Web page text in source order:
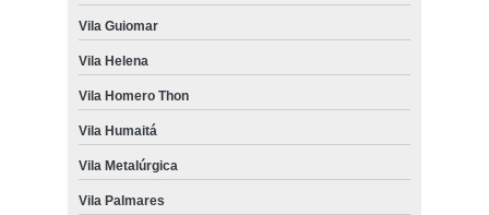
Vila Guiomar
Vila Helena
Vila Homero Thon
Vila Humaitá
Vila Metalúrgica
Vila Palmares